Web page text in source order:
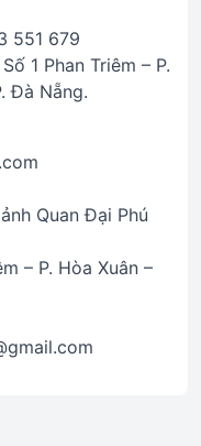
551 679
1 Phan Triêm – P.
Đà Nẵng.
Quan Đại Phú
– P. Hòa Xuân –